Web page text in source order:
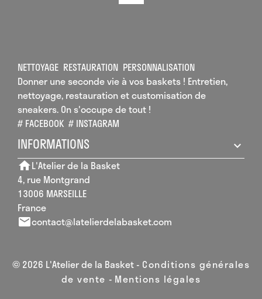
NETTOYAGE RESTAURATION PERSONNALISATION
Donner une seconde vie à vos baskets ! Entretien,
nettoyage, restauration et customisation de
sneakers. On s'occupe de tout !
# FACEBOOK # INSTAGRAM
INFORMATIONS
homeL'Atelier de la Basket
4, rue Montgrand
13006 MARSEILLE
France
emailcontact@latelierdelabasket.com
© 2026 L'Atelier de la Basket - Conditions générales
de vente - Mentions légales